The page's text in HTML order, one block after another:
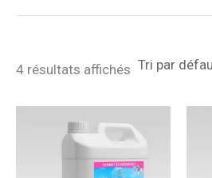
4 résultats affichés